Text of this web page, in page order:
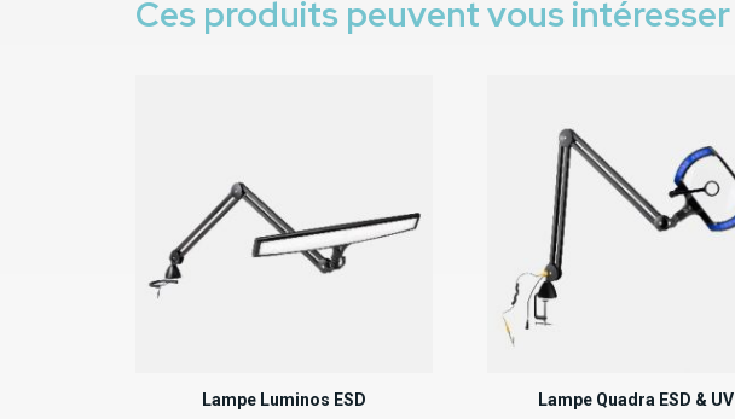
Ces produits peuvent vous intéresser
Lampe Luminos ESD Lampe Quadra ESD & UV